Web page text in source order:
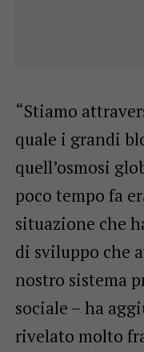
“Stiamo
quale i grandi
quell’osmosi
poco tempo fa
situazione che
di sviluppo che
nostro sistema
sociale – ha
rivelato molto